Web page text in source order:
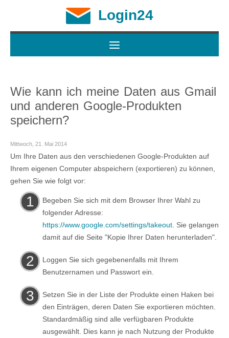
Login24
Wie kann ich meine Daten aus Gmail
und anderen Google-Produkten
speichern?
Mittwoch, 21. Mai 2014
Um Ihre Daten aus den verschiedenen Google-Produkten auf
Ihrem eigenen Computer abspeichern (exportieren) zu können,
gehen Sie wie folgt vor:
Begeben Sie sich mit dem Browser Ihrer Wahl zu
folgender Adresse:
https://www.google.com/settings/takeout . Sie gelangen
damit auf die Seite "Kopie Ihrer Daten herunterladen".
Loggen Sie sich gegebenenfalls mit Ihrem
Benutzernamen und Passwort ein.
Setzen Sie in der Liste der Produkte einen Haken bei
den Einträgen, deren Daten Sie exportieren möchten.
Standardmäßig sind alle verfügbaren Produkte
ausgewählt. Dies kann je nach Nutzung der Produkte